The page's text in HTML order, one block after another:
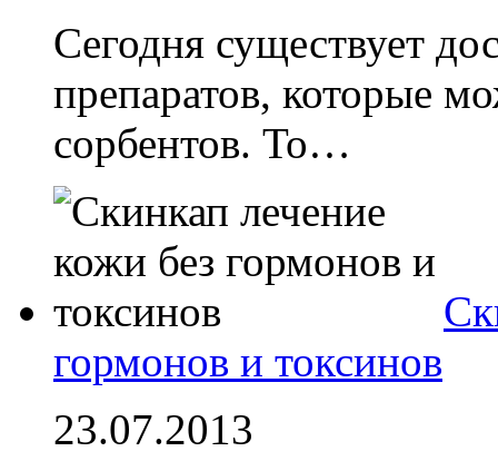
Сегодня существует
препаратов, которые
сорбентов. То…
гормонов и токсинов
23.07.2013